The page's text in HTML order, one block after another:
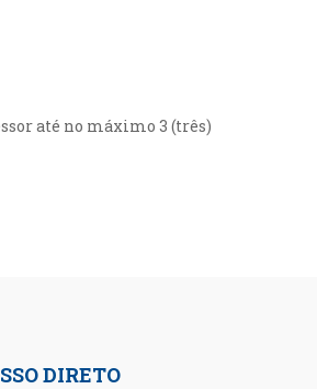
até no máximo 3 (três)
DIRETO